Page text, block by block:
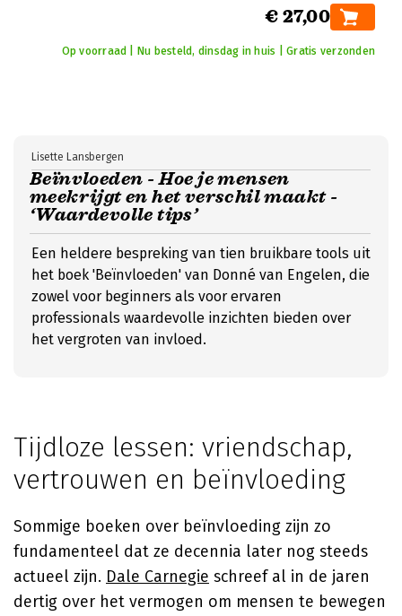
€ 27,00
Op voorraad | Nu besteld, dinsdag in huis | Gratis verzonden
Beïnvloeden - Hoe je mensen
meekrijgt en het verschil maakt -
‘Waardevolle tips’
Lisette Lansbergen
Een heldere bespreking van tien bruikbare tools uit
het boek 'Beïnvloeden' van Donné van Engelen, die
zowel voor beginners als voor ervaren
professionals waardevolle inzichten bieden over
het vergroten van invloed.
Tijdloze lessen: vriendschap,
vertrouwen en beïnvloeding
Sommige boeken over beïnvloeding zijn zo
fundamenteel dat ze decennia later nog steeds
actueel zijn. Dale Carnegie schreef al in de jaren
dertig over het vermogen om mensen te bewegen